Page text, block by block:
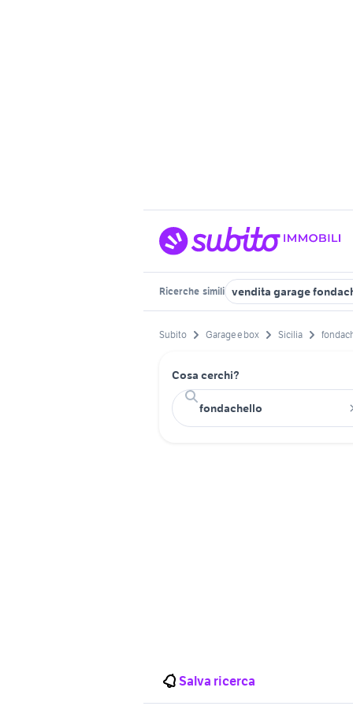
Ricerche simili vendita garage
Subito Garage e box Sicilia
Cosa cerchi?
Salva ricerca